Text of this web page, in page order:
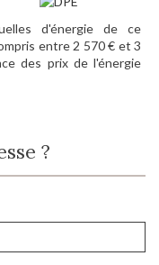
d'énergie de ce
entre 2 570 € et 3
des prix de l'énergie
?